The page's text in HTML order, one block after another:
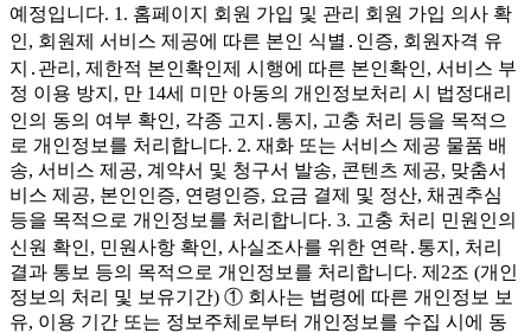
예정입니다. 1. 홈페이지 회원 가입 및 관리 회원 가입 의사 확
인, 회원제 서비스 제공에 따른 본인 식별․인증, 회원자격 유
지․관리, 제한적 본인확인제 시행에 따른 본인확인, 서비스 부
정 이용 방지, 만 14세 미만 아동의 개인정보처리 시 법정대리
인의 동의 여부 확인, 각종 고지․통지, 고충 처리 등을 목적으
로 개인정보를 처리합니다. 2. 재화 또는 서비스 제공 물품 배
송, 서비스 제공, 계약서 및 청구서 발송, 콘텐츠 제공, 맞춤서
비스 제공, 본인인증, 연령인증, 요금 결제 및 정산, 채권추심
등을 목적으로 개인정보를 처리합니다. 3. 고충 처리 민원인의
신원 확인, 민원사항 확인, 사실조사를 위한 연락․통지, 처리
결과 통보 등의 목적으로 개인정보를 처리합니다. 제2조 (개인
정보의 처리 및 보유기간) ① 회사는 법령에 따른 개인정보 보
유, 이용 기간 또는 정보주체로부터 개인정보를 수집 시에 동